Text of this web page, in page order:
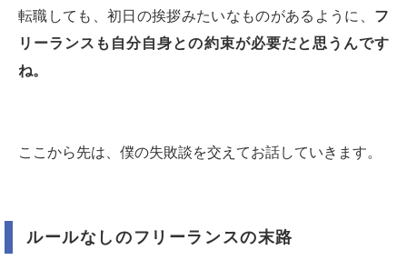
転職しても、初日の挨拶みたいなものがあるように、 フ
リーランスも自分自身との約束が必要だと思うんです
ね。
ここから先は、僕の失敗談を交えてお話していきます。
ルールなしのフリーランスの末路